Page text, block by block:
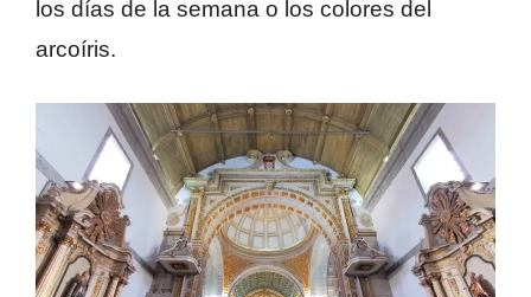
los días de la semana o los colores del
arcoíris.